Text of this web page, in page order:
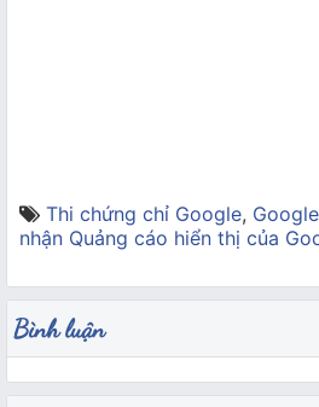
Thi chứng chỉ Google,
nhận Quảng cáo hiển thị của
Bình luận